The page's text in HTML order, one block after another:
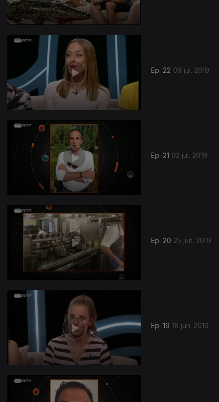
Ep. 22 09 jul. 2019
Ep. 21 02 jul. 2019
Ep. 20 25 jun. 2019
Ep. 19 18 jun. 2019